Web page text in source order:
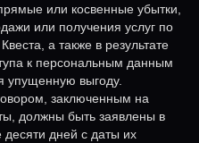
или косвенные убытки,
или получения услуг по
а также в результате
к персональным данным
упущенную выгоду.
заключенным на
должны быть заявлены в
дней с даты их